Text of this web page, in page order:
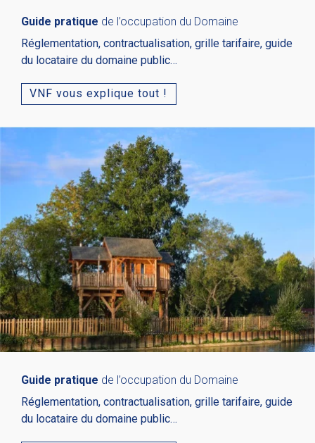
Guide pratique de l’occupation du Domaine
Réglementation, contractualisation, grille tarifaire, guide
du locataire du domaine public…
VNF vous explique tout !
Guide pratique de l’occupation du Domaine
Réglementation, contractualisation, grille tarifaire, guide
du locataire du domaine public…